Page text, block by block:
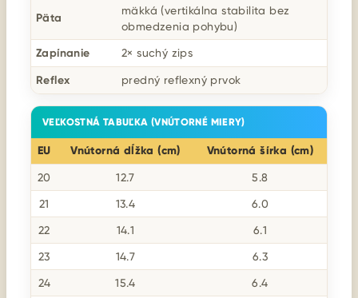
Päta
mäkká (vertikálna stabilita bez
obmedzenia pohybu)
Zapínanie 2× suchý zips
Reflex predný reflexný prvok
VEĽKOSTNÁ TABUĽKA (VNÚTORNÉ MIERY)
EU Vnútorná dĺžka (cm) Vnútorná šírka (cm)
20 12.7 5.8
21 13.4 6.0
22 14.1 6.1
23 14.7 6.3
24 15.4 6.4